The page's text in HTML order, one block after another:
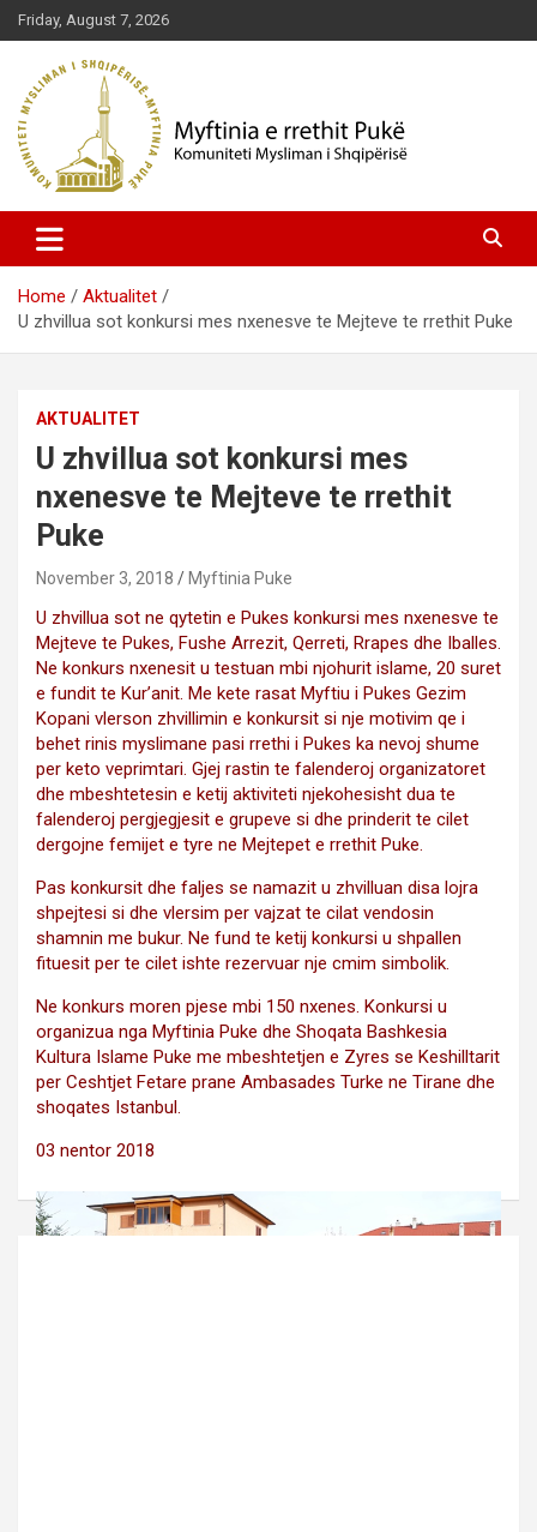
Skip
to
content
Friday, August 7, 2026
Myftinia Pukë | Faqja Zyrtare
Home
Aktualitet
U zhvillua sot konkursi mes nxenesve te Mejteve te rrethit Puke
AKTUALITET
U zhvillua sot konkursi mes
nxenesve te Mejteve te rrethit
Puke
November 3, 2018 Myftinia Puke
U zhvillua sot ne qytetin e Pukes konkursi mes nxenesve te
Mejteve te Pukes, Fushe Arrezit, Qerreti, Rrapes dhe Iballes.
Ne konkurs nxenesit u testuan mbi njohurit islame, 20 suret
e fundit te Kur’anit. Me kete rasat Myftiu i Pukes Gezim
Kopani vlerson zhvillimin e konkursit si nje motivim qe i
behet rinis myslimane pasi rrethi i Pukes ka nevoj shume
per keto veprimtari. Gjej rastin te falenderoj organizatoret
dhe mbeshtetesin e ketij aktiviteti njekohesisht dua te
falenderoj pergjegjesit e grupeve si dhe prinderit te cilet
dergojne femijet e tyre ne Mejtepet e rrethit Puke.
Pas konkursit dhe faljes se namazit u zhvilluan disa lojra
shpejtesi si dhe vlersim per vajzat te cilat vendosin
shamnin me bukur. Ne fund te ketij konkursi u shpallen
fituesit per te cilet ishte rezervuar nje cmim simbolik.
Ne konkurs moren pjese mbi 150 nxenes. Konkursi u
organizua nga Myftinia Puke dhe Shoqata Bashkesia
Kultura Islame Puke me mbeshtetjen e Zyres se Keshilltarit
per Ceshtjet Fetare prane Ambasades Turke ne Tirane dhe
shoqates Istanbul.
03 nentor 2018